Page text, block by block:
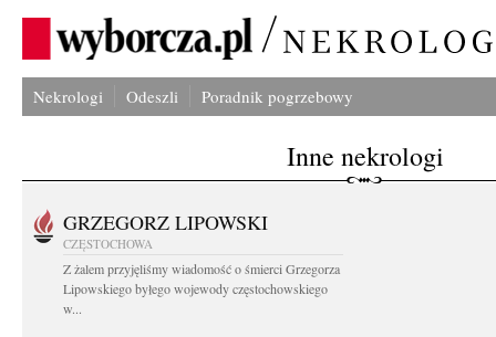
Nekrologi Odeszli Poradnik pogrzebowy
Inne nekrologi
GRZEGORZ LIPOWSKI
CZĘSTOCHOWA
Z żalem przyjęliśmy wiadomość o śmierci Grzegorza
Lipowskiego byłego wojewody częstochowskiego
w...